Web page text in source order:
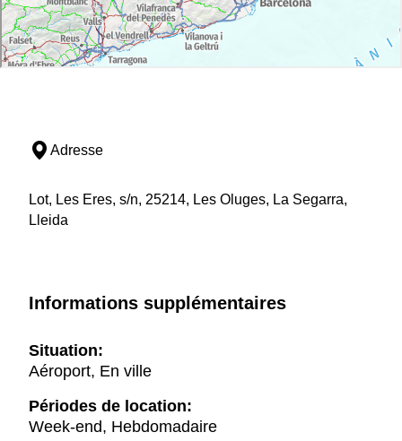
Adresse
Lot, Les Eres, s/n, 25214, Les Oluges, La Segarra,
Lleida
Informations supplémentaires
Situation:
Aéroport, En ville
Périodes de location:
Week-end, Hebdomadaire